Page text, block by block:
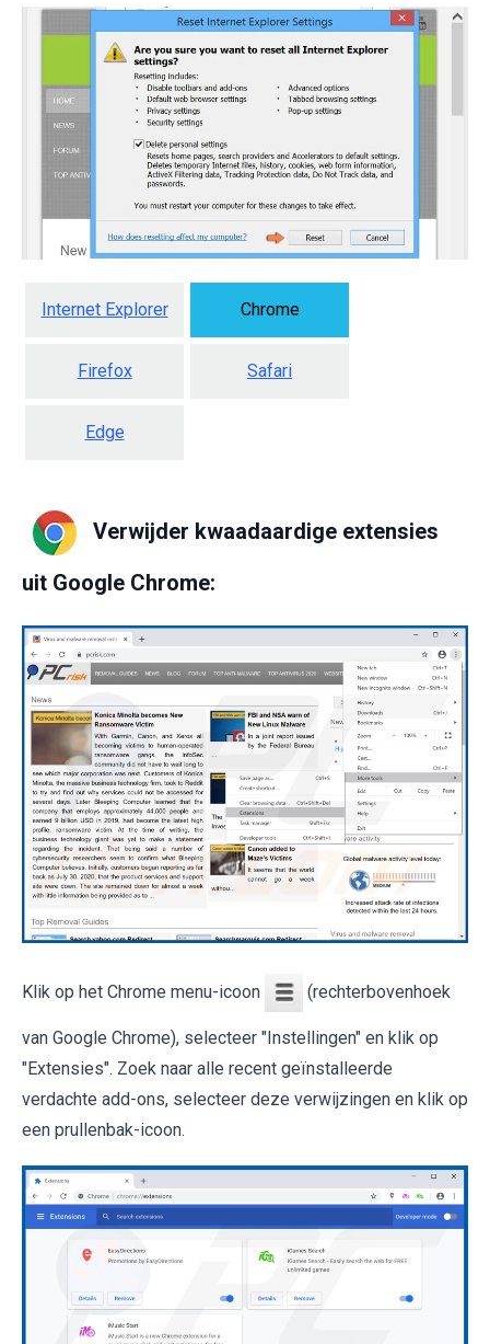
Internet Explorer Chrome
Firefox Safari
Edge
Verwijder kwaadaardige extensies
uit Google Chrome:
Klik op het Chrome menu-icoon (rechterbovenhoek
van Google Chrome), selecteer "Instellingen" en klik op
"Extensies". Zoek naar alle recent geïnstalleerde
verdachte add-ons, selecteer deze verwijzingen en klik op
een prullenbak-icoon.